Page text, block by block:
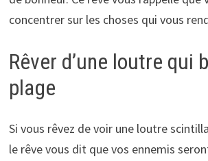
concentrer sur les choses qui vous
Rêver d’une loutre qui
plage
Si vous rêvez de voir une loutre
le rêve vous dit que vos ennemis